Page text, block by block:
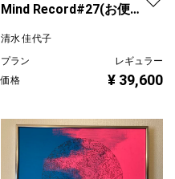
Mind Record#27(お便り
清水 佳代子
プラン
レギュラー
価格
¥ 39,600